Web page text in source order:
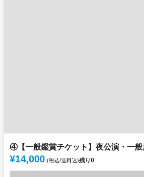
④【一般鑑賞チケット】夜公演・一般
¥14,000 (税込/送料込)残り0